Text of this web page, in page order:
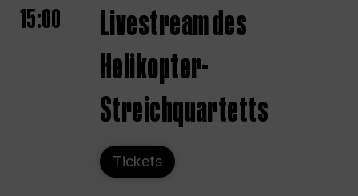
15:00
Livestream des
Helikopter-
Streichquartetts
Tickets